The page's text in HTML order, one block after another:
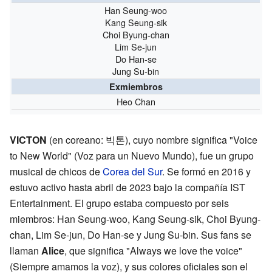
Han Seung-woo
Kang Seung-sik
Choi Byung-chan
Lim Se-jun
Do Han-se
Jung Su-bin
Exmiembros
Heo Chan
VICTON (en coreano: 빅톤), cuyo nombre significa "Voice
to New World" (Voz para un Nuevo Mundo), fue un grupo
musical de chicos deCorea del Sur. Se formó en 2016 y
estuvo activo hasta abril de 2023 bajo la compañía IST
Entertainment. El grupo estaba compuesto por seis
miembros: Han Seung-woo, Kang Seung-sik, Choi Byung-
chan, Lim Se-jun, Do Han-se y Jung Su-bin. Sus fans se
llaman Alice, que significa "Always we love the voice"
(Siempre amamos la voz), y sus colores oficiales son el